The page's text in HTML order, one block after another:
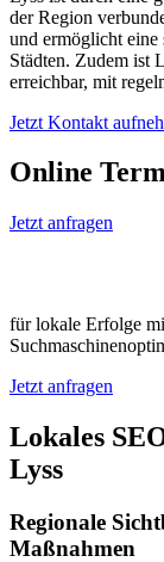
der Region
und ermöglicht eine
Städten. Zudem ist
erreichbar, mit
Jetzt Kontakt
Online
Jetzt anfragen
für lokale Erfolge
Jetzt anfragen
Lokales
Lyss
Regionale
Maßnahmen